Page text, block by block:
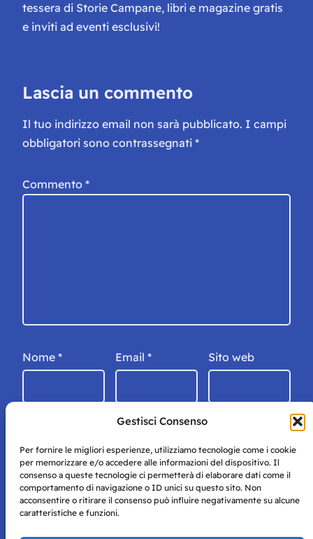
Gestisci Consenso
Per fornire le migliori esperienze, utilizziamo tecnologie come i cookie
per memorizzare e/o accedere alle informazioni del dispositivo. Il
consenso a queste tecnologie ci permetterà di elaborare dati come il
comportamento di navigazione o ID unici su questo sito. Non
acconsentire o ritirare il consenso può influire negativamente su alcune
caratteristiche e funzioni.
tessera di Storie Campane, libri e magazine gratis
e inviti ad eventi esclusivi!
Lascia un commento
Il tuo indirizzo email non sarà pubblicato. I campi
obbligatori sono contrassegnati *
Commento *
Nome * Email * Sito web